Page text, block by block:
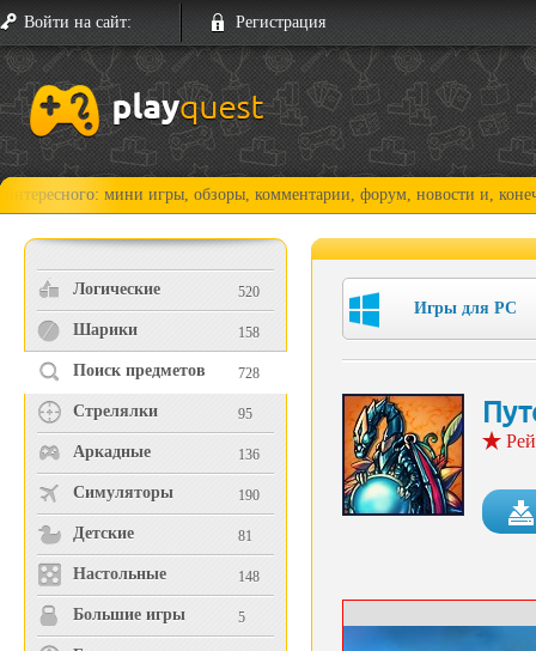
Войти на сайт: Регистрация
мини игры, обзоры, комментарии, форум, новости и, конечно,
Логические 520
Шарики 158
Поиск предметов 728
Стрелялки 95
Аркадные 136
Симуляторы 190
Детские 81
Настольные 148
Большие игры 5
Игры для PC